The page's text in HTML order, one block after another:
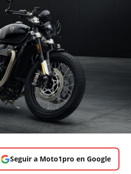
Seguir a Moto1pro en Google